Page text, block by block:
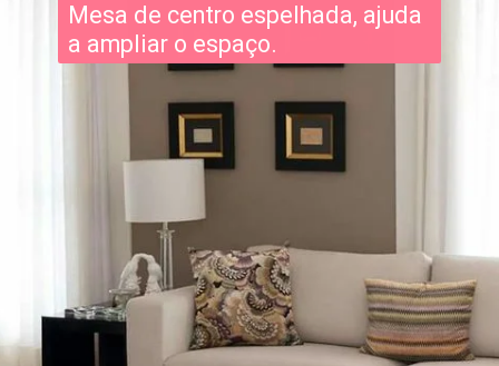
Mesa de centro espelhada, ajuda
a ampliar o espaço.